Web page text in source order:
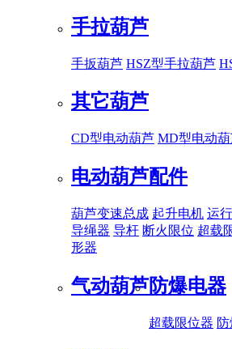
手拉葫芦
手扳葫芦 HSZ型手拉葫芦
其它葫芦
CD型电动葫芦 MD型电动
电动葫芦配件
葫芦变速总成 起升电机 运
导绳器 导杆 断火限位 超载
形器
气动葫芦防爆电器
超载限位器